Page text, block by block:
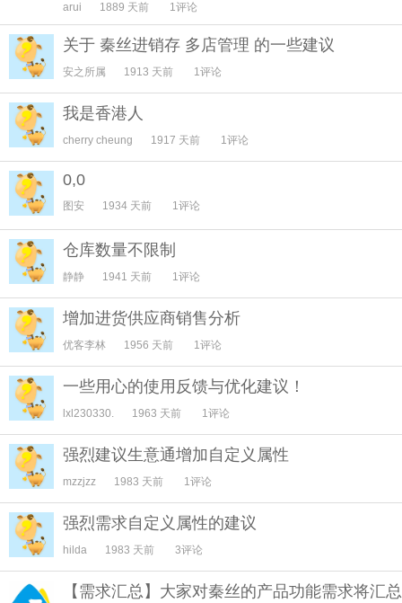
arui 1889 天前 1评论
关于 秦丝进销存 多店管理 的一些建议
安之所属 1913 天前 1评论
我是香港人
cherry cheung 1917 天前 1评论
0,0
图安 1934 天前 1评论
仓库数量不限制
静静 1941 天前 1评论
增加进货供应商销售分析
优客李林 1956 天前 1评论
一些用心的使用反馈与优化建议！
lxl230330. 1963 天前 1评论
强烈建议生意通增加自定义属性
mzzjzz 1983 天前 1评论
强烈需求自定义属性的建议
hilda 1983 天前 3评论
【需求汇总】大家对秦丝的产品功能需求将汇总